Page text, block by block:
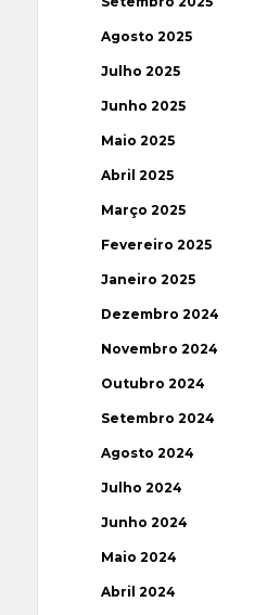
Agosto 2025
Julho 2025
Junho 2025
Maio 2025
Abril 2025
Março 2025
Fevereiro 2025
Janeiro 2025
Dezembro 2024
Novembro 2024
Outubro 2024
Setembro 2024
Agosto 2024
Julho 2024
Junho 2024
Maio 2024
Abril 2024